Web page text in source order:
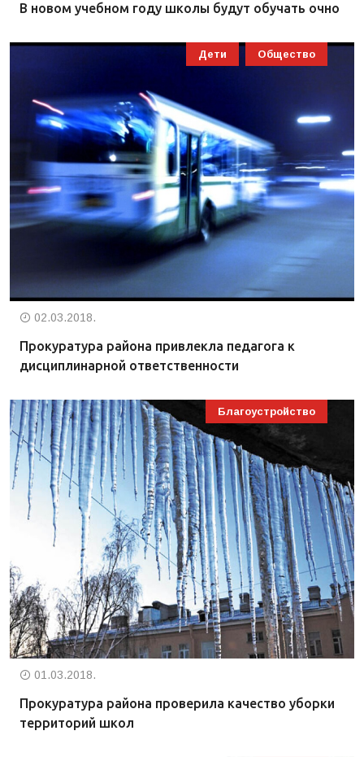
В новом учебном году школы будут обучать очно
Дети Общество
02.03.2018.
Прокуратура района привлекла педагога к
дисциплинарной ответственности
Благоустройство
01.03.2018.
Прокуратура района проверила качество уборки
территорий школ